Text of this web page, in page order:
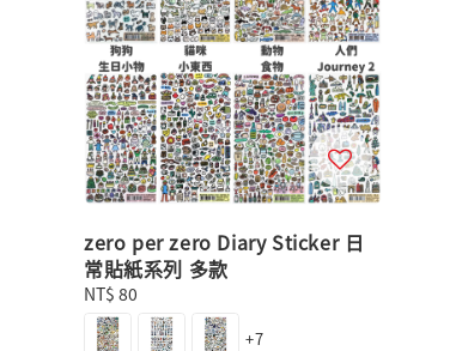
zero per zero Diary Sticker 日
常貼紙系列 多款
Regular
price
NT$ 80
+7